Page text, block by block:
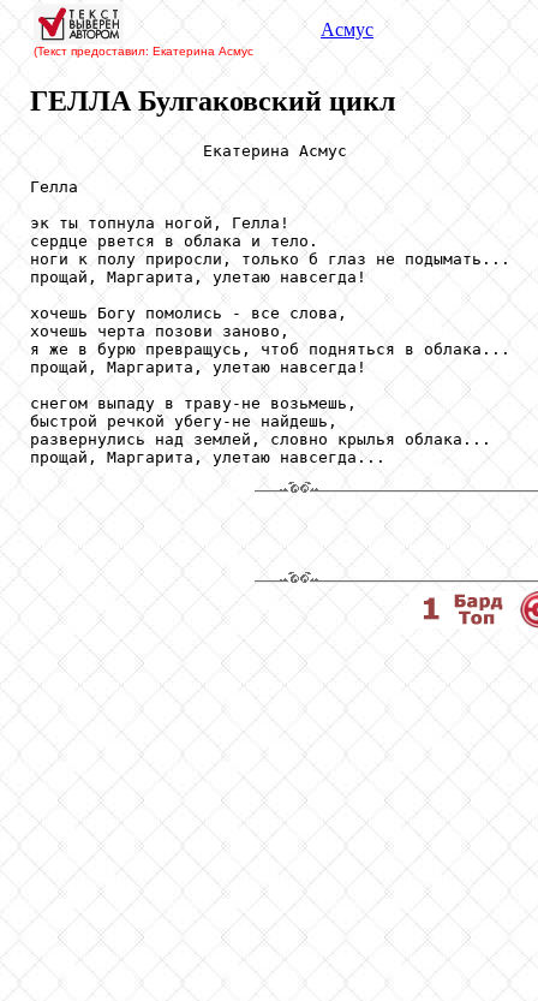
(Текст предоставил: Екатерина Асмус
Асмус
ГЕЛЛА Булгаковский цикл
                  Екатерина Асмус
Гелла
эк ты топнула ногой, Гелла!
сердце рвется в облака и тело.
ноги к полу приросли, только б глаз не подымать...
прощай, Маргарита, улетаю навсегда!
хочешь Богу помолись - все слова,
хочешь черта позови заново,
я же в бурю превращусь, чтоб подняться в облака...
прощай, Маргарита, улетаю навсегда!
снегом выпаду в траву-не возьмешь,
быстрой речкой убегу-не найдешь,
развернулись над землей, словно крылья облака...
прощай, Маргарита, улетаю навсегда...